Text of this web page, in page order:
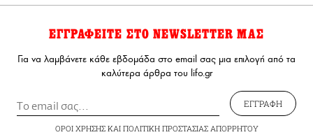
ΕΓΓΡΑΦΕΙΤΕ ΣΤΟ NEWSLETTER ΜΑΣ
Για να λαμβάνετε κάθε εβδομάδα στο email σας μια επιλογή από τα
καλύτερα άρθρα του lifo.gr
ΕΓΓΡΑΦΗ
ΟΡΟΙ ΧΡΗΣΗΣΚΑΙ ΠΟΛΙΤΙΚΗ ΠΡΟΣΤΑΣΙΑΣ ΑΠΟΡΡΗΤΟΥ